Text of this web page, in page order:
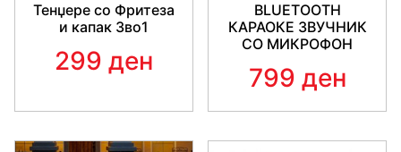
Тенџере со Фритеза
и капак 3во1
299 ден
BLUETOOTH
КАРАОКЕ ЗВУЧНИК
СО МИКРОФОН
799 ден